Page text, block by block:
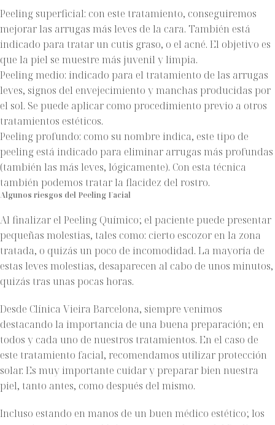
Peeling superficial: con este tratamiento, conseguiremos
mejorar las arrugas más leves de la cara. También está
indicado para tratar un cutis graso, o el acné. El objetivo es
que la piel se muestre más juvenil y limpia.
Peeling medio: indicado para el tratamiento de las arrugas
leves, signos del envejecimiento y manchas producidas por
el sol. Se puede aplicar como procedimiento previo a otros
tratamientos estéticos.
Peeling profundo: como su nombre indica, este tipo de
peeling está indicado para eliminar arrugas más profundas
(también las más leves, lógicamente). Con esta técnica
también podemos tratar la flacidez del rostro.
Algunos riesgos del Peeling Facial
Al finalizar el Peeling Químico; el paciente puede presentar
pequeñas molestias, tales como: cierto escozor en la zona
tratada, o quizás un poco de incomodidad. La mayoría de
estas leves molestias, desaparecen al cabo de unos minutos,
quizás tras unas pocas horas.
Desde Clínica Vieira Barcelona, siempre venimos
destacando la importancia de una buena preparación; en
todos y cada uno de nuestros tratamientos. En el caso de
este tratamiento facial, recomendamos utilizar protección
solar. Es muy importante cuidar y preparar bien nuestra
piel, tanto antes, como después del mismo.
Incluso estando en manos de un buen médico estético; los